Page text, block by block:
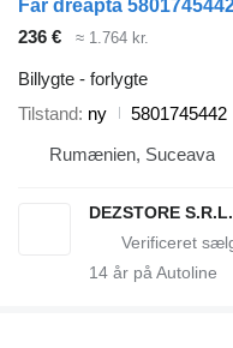
236 € ≈ 1.764 kr.
Billygte - forlygte
Tilstand ny
5801745442
Rumænien, Suceava
DEZSTORE S.R.L.
14 år på Autoline